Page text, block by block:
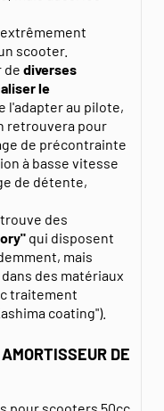
scooter.
de diverses
le
l'adapter au pilote,
retrouvera pour
de précontrainte
à basse vitesse
de détente,
des
qui disposent
mais
des matériaux
traitement
coating").
DE